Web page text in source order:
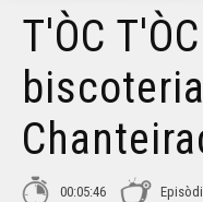
T'ÒC
00:05:46